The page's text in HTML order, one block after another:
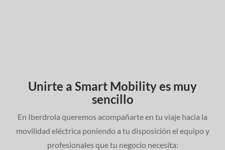
Unirte a Smart Mobility es muy
sencillo
En Iberdrola queremos acompañarte en tu viaje hacia la
movilidad eléctrica poniendo a tu disposición el equipo y
profesionales que tu negocio necesita: